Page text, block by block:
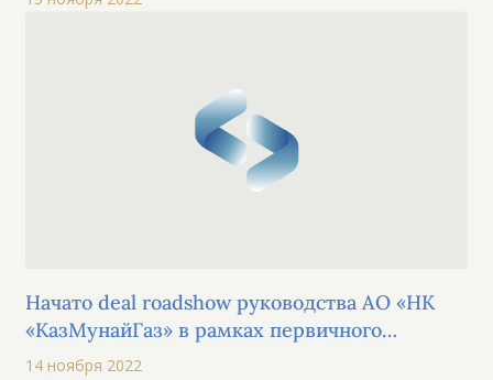
Начато deal roadshow руководства АО «НК
«КазМунайГаз» в рамках первичного
размещения простых акций на площадках
14 ноября 2022